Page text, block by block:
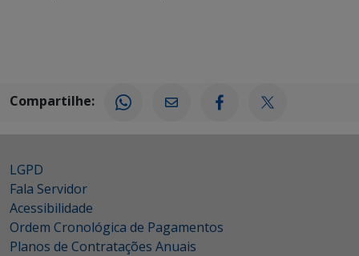
Compartilhe:
LGPD
Fala Servidor
Acessibilidade
Ordem Cronológica de Pagamentos
Planos de Contratações Anuais